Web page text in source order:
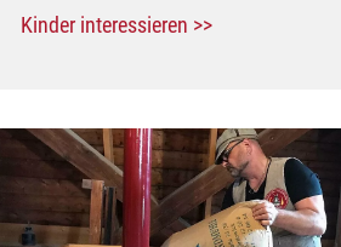
Kinder interessieren >>